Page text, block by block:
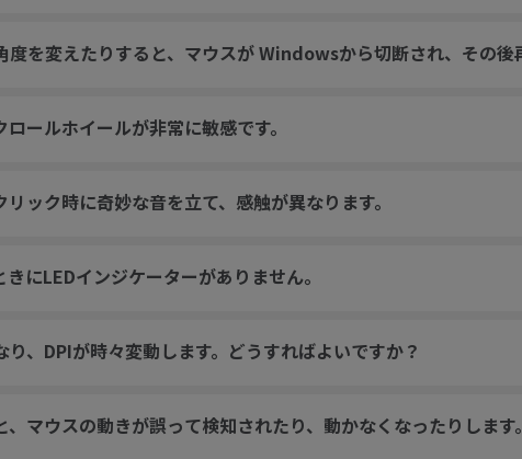
を変えたりすると、マウスが Windowsから切断され、その後
ールホイールが非常に敏感です。
ック時に奇妙な音を立て、感触が異なります。
にLEDインジケーターがありません。
、DPIが時々変動します。どうすればよいですか？
マウスの動きが誤って検知されたり、動かなくなったりします。